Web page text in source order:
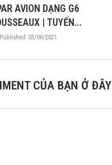
AVION DẠNG G6
| TUYẾN...
Published: 02/06/2021
CỦA BẠN Ở ĐÂY